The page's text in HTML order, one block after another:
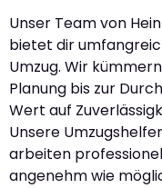
Unser Team von
bietet dir
Umzug. Wir
Planung bis zur
Wert auf
Unsere
arbeiten
angenehm wie